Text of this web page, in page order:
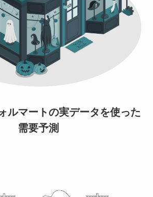
ルマートの実データを使った
需要予測